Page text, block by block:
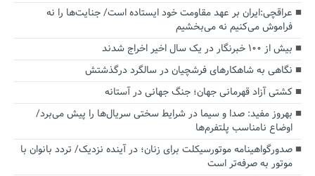
عراقچی:ایران بر عهد مقاومت خود ایستاده است/ جنایت‌ها را نه
فراموش می‌کنیم نه می‌بخشیم
بیش از ۱۰۰ خبرنگار در یک سال اخیر اخراج شدند
نگاهی به شاهکارهای فرشچیان در سالگرد درگذشتش
کشتی آزاد قهرمانی جهان؛ جنگ جهانی در آستانه
بهروز مفید: صدا و سیما در شرایط سختی سریال‌ها را پیش می‌برد/
اوضاع نامناسب پلتفرم‌ها
صدورگواهینامه موتورسیکلت برای زنان؛ در آینده نزدیک/ تردد بانوان با
موتور به‌ صرفه‌تر است